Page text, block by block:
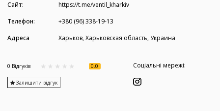
Сайт:
https://t.me/ventil_kharkiv
Телефон:
+380 (96) 338-19-13
Адреса
Харьков, Харьковская область, Украина
0 Вiдгукiв 0.0
Залишити відгук
Соціальні мережі: